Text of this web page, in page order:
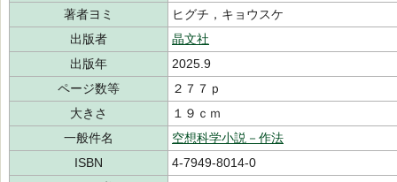
著者ヨミ
ヒグチ，キョウスケ
出版者
晶文社
出版年
2025.9
ページ数等
２７７ｐ
大きさ
１９ｃｍ
一般件名
空想科学小説－作法
ISBN
4-7949-8014-0